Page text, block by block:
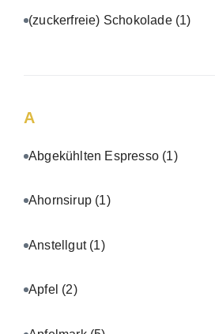
(zuckerfreie) Schokolade (1)
A
Abgekühlten Espresso (1)
Ahornsirup (1)
Anstellgut (1)
Apfel (2)